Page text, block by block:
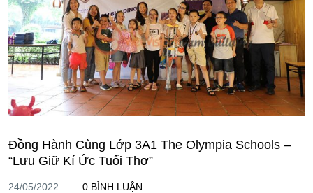
Đồng Hành Cùng Lớp 3A1 The Olympia Schools –
“Lưu Giữ Kí Ức Tuổi Thơ”
24/05/2022 0 BÌNH LUẬN